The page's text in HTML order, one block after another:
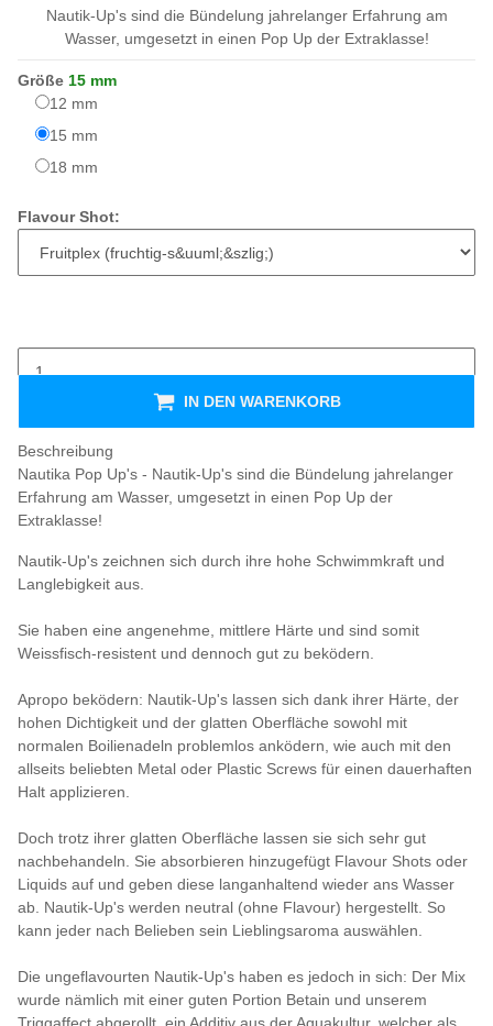
Nautik-Up's sind die Bündelung jahrelanger Erfahrung am
Wasser, umgesetzt in einen Pop Up der Extraklasse!
Größe 15 mm
12 mm
15 mm
18 mm
Flavour Shot:
IN DEN WARENKORB
Beschreibung
Nautika Pop Up's - Nautik-Up's sind die Bündelung jahrelanger
Erfahrung am Wasser, umgesetzt in einen Pop Up der
Extraklasse!
Nautik-Up's zeichnen sich durch ihre hohe Schwimmkraft und
Langlebigkeit aus.
Sie haben eine angenehme, mittlere Härte und sind somit
Weissfisch-resistent und dennoch gut zu beködern.
Apropo beködern: Nautik-Up's lassen sich dank ihrer Härte, der
hohen Dichtigkeit und der glatten Oberfläche sowohl mit
normalen Boilienadeln problemlos anködern, wie auch mit den
allseits beliebten Metal oder Plastic Screws für einen dauerhaften
Halt applizieren.
Doch trotz ihrer glatten Oberfläche lassen sie sich sehr gut
nachbehandeln. Sie absorbieren hinzugefügt Flavour Shots oder
Liquids auf und geben diese langanhaltend wieder ans Wasser
ab. Nautik-Up's werden neutral (ohne Flavour) hergestellt. So
kann jeder nach Belieben sein Lieblingsaroma auswählen.
Die ungeflavourten Nautik-Up's haben es jedoch in sich: Der Mix
wurde nämlich mit einer guten Portion Betain und unserem